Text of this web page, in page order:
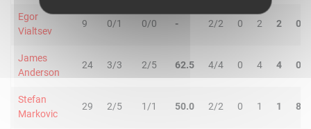
Egor
Vialtsev
9 0/1 0/0 - 2/2 0 2 2 0
James
Anderson
24 3/3 2/5 62.5 4/4 0 4 4 0
Stefan
Markovic
29 2/5 1/1 50.0 2/2 0 1 1 8